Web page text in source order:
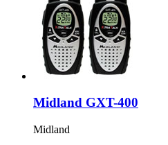
Midland GXT-400
Midland